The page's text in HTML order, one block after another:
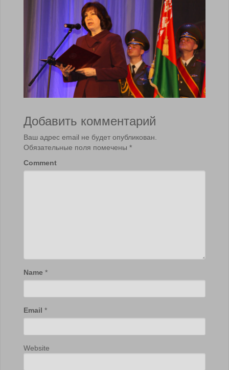
Добавить комментарий
Ваш адрес email не будет опубликован.
Обязательные поля помечены *
Comment
Name *
Email *
Website